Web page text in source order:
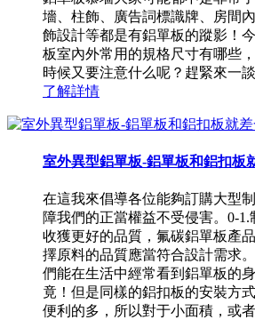
墻、柱飾、廣告詞標識牌、房間
飾設計等都是有鋁單板的蹤影！
板室內外常用的規格尺寸有哪些
時候又要注意什么呢？趕緊來一談
了解詳情
室外異型鋁單板-鋁單板和鋁扣板
在這我來倡導各位能夠訂購大型
障我們的正當權益不受侵害。0-
收獲更好的品質，氟碳鋁單板產
擇原料的品質應當符合設計需求
們能在生活中經常看到鋁單板的
竟！但是同樣的鋁扣板的安裝方
便利的多，所以對于小面積，或